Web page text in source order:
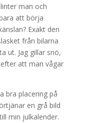
man och
att börja
Exakt den
från bilarna
ut. Jag gillar snö,
att man vågar
bra placering på
en grå bild
min julkalender.